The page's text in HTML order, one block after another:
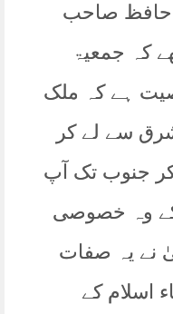
حافظ صاحب
کہ جمعیۃ
ہے کہ ملک
سے لے کر
جنوب تک آپ
کے وہ خصوصی
نے یہ صفات
اسلام کے